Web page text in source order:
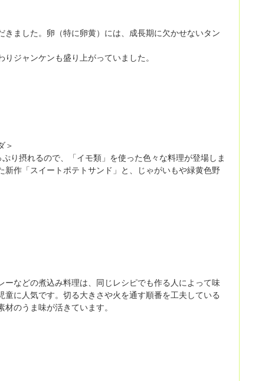
ました。卵（特に卵黄）には、成長期に欠かせないタン
ジャンケンも盛り上がっていました。
＞
り摂れるので、「イモ類」を使った色々な料理が登場しま
作「スイートポテトサンド」と、じゃがいもや緑黄色野
などの煮込み料理は、同じレシピでも作る人によって味
に人気です。切る大きさや火を通す順番を工夫している
のうま味が活きています。